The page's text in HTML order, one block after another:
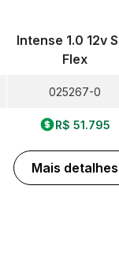
Intense 1.0 12v
Flex
025267-0
R$ 51.795
Mais detalhes